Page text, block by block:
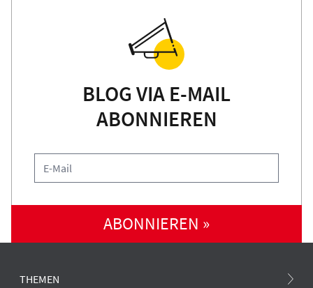
BLOG VIA E-MAIL
ABONNIEREN
ABONNIEREN »
THEMEN